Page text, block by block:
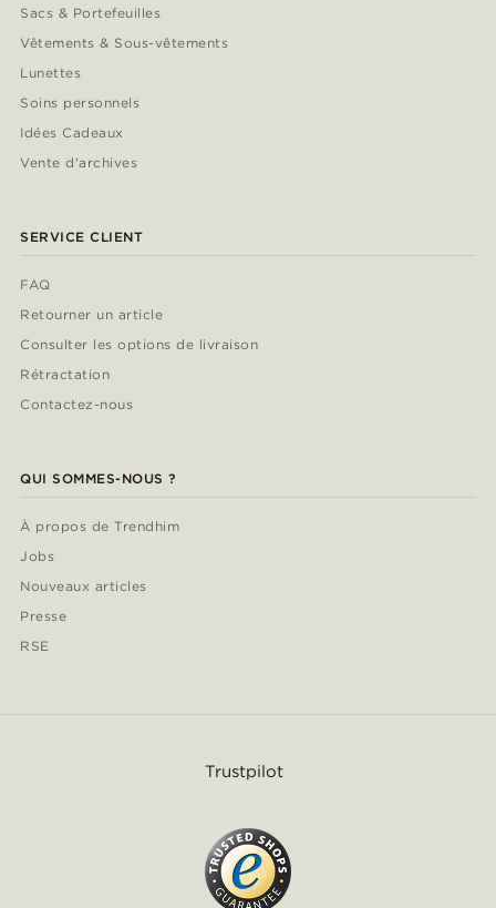
Sacs & Portefeuilles
Vêtements & Sous-vêtements
Lunettes
Soins personnels
Idées Cadeaux
Vente d'archives
SERVICE CLIENT
FAQ
Retourner un article
Consulter les options de livraison
Rétractation
Contactez-nous
QUI SOMMES-NOUS ?
À propos de Trendhim
Jobs
Nouveaux articles
Presse
RSE
Trustpilot